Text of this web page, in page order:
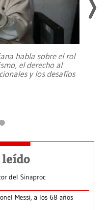
habla sobre el rol
el derecho al
y los desafíos
leído
del Sinaproc
Messi, a los 68 años